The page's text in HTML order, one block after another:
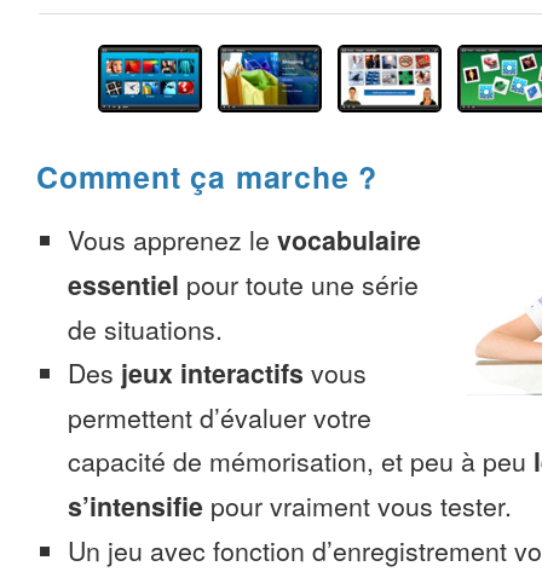
Comment ça marche ?
Vous apprenez le vocabulaire
essentiel pour toute une série
de situations.
Des jeux interactifs vous
permettent d’évaluer votre
capacité de mémorisation, et peu à peu
s’intensifie pour vraiment vous tester.
Un jeu avec fonction d’enregistrement